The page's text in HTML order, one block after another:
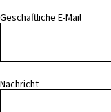
Geschäftliche E-Mail
Nachricht